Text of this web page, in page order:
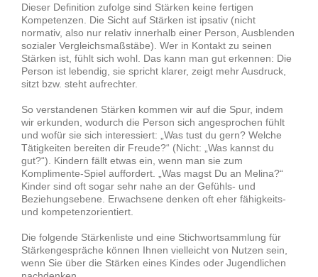
Dieser Definition zufolge sind Stärken keine fertigen
Kompetenzen. Die Sicht auf Stärken ist ipsativ (nicht
normativ, also nur relativ innerhalb einer Person, Ausblenden
sozialer Vergleichsmaßstäbe). Wer in Kontakt zu seinen
Stärken ist, fühlt sich wohl. Das kann man gut erkennen: Die
Person ist lebendig, sie spricht klarer, zeigt mehr Ausdruck,
sitzt bzw. steht aufrechter.
So verstandenen Stärken kommen wir auf die Spur, indem
wir erkunden, wodurch die Person sich angesprochen fühlt
und wofür sie sich interessiert: „Was tust du gern? Welche
Tätigkeiten bereiten dir Freude?“ (Nicht: „Was kannst du
gut?“). Kindern fällt etwas ein, wenn man sie zum
Komplimente-Spiel auffordert. „Was magst Du an Melina?“
Kinder sind oft sogar sehr nahe an der Gefühls- und
Beziehungsebene. Erwachsene denken oft eher fähigkeits-
und kompetenzorientiert.
Die folgende Stärkenliste und eine Stichwortsammlung für
Stärkengespräche können Ihnen vielleicht von Nutzen sein,
wenn Sie über die Stärken eines Kindes oder Jugendlichen